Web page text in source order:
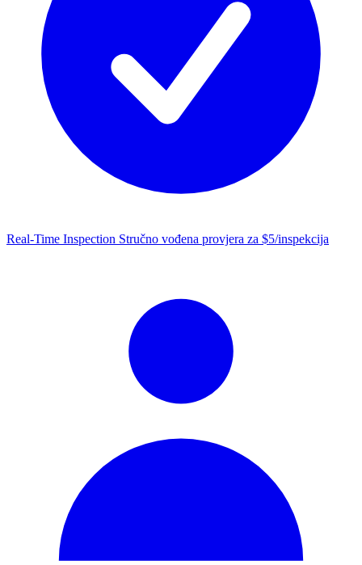
Real-Time Inspection Stručno vođena provjera za $5/inspekcija